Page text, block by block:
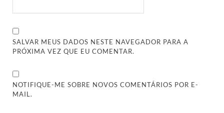
SALVAR MEUS DADOS NESTE NAVEGADOR PARA A
PRÓXIMA VEZ QUE EU COMENTAR.
NOTIFIQUE-ME SOBRE NOVOS COMENTÁRIOS POR E-
MAIL.